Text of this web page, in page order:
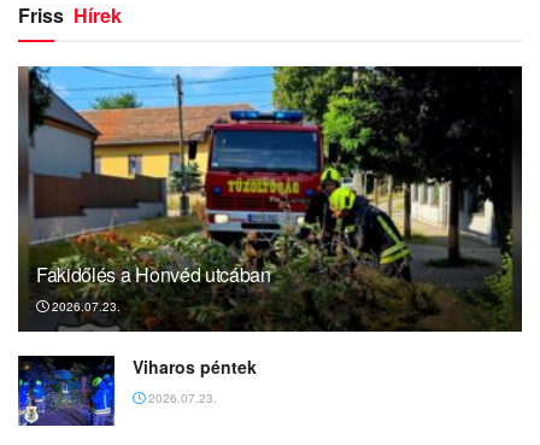
Friss Hírek
Fakidőlés a Honvéd utcában
2026.07.23.
Viharos péntek
2026.07.23.